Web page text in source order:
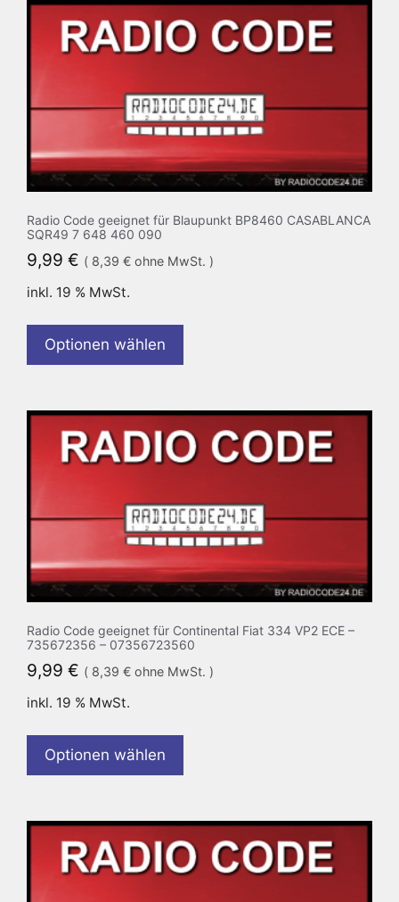
Radio Code geeignet für Blaupunkt BP8460 CASABLANCA
SQR49 7 648 460 090
9,99 € ( 8,39 € ohne MwSt. )
inkl. 19 % MwSt.
Optionen wählen
Radio Code geeignet für Continental Fiat 334 VP2 ECE –
735672356 – 07356723560
9,99 € ( 8,39 € ohne MwSt. )
inkl. 19 % MwSt.
Optionen wählen